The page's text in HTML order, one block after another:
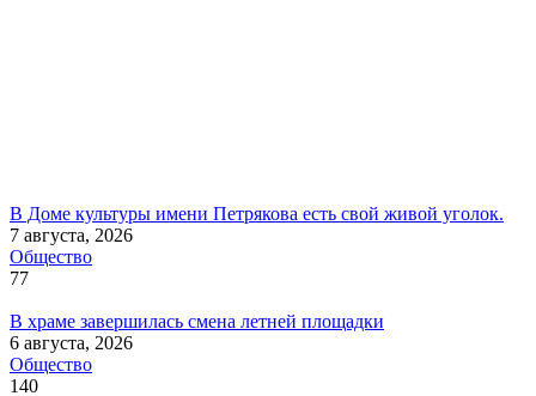
В Доме культуры имени Петрякова есть свой живой уголок.
7 августа, 2026
Общество
77
В храме завершилась смена летней площадки
6 августа, 2026
Общество
140